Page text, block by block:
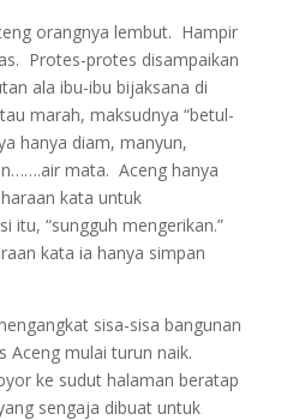
orangnya lembut. Hampir
Protes-protes disampaikan
ala ibu-ibu bijaksana di
marah, maksudnya “betul-
hanya diam, manyun,
mata. Aceng hanya
kata untuk
itu, “sungguh mengerikan.”
kata ia hanya simpan
sisa-sisa bangunan
Aceng mulai turun naik.
ke sudut halaman beratap
sengaja dibuat untuk